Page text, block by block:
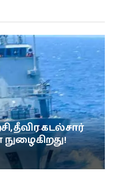
தீவிர கடல்சார்